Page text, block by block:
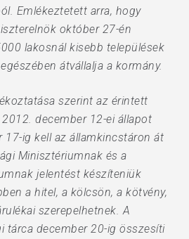
Emlékeztetett arra, hogy
október 27-én
lakosnál kisebb települések
átvállalja a kormány.
szerint az érintett
december 12-ei állapot
17-ig kell az államkincstáron át
Minisztériumnak és a
jelentést készíteniük
a hitel, a kölcsön, a kötvény,
szerepelhetnek. A
tárca december 20-ig összesíti